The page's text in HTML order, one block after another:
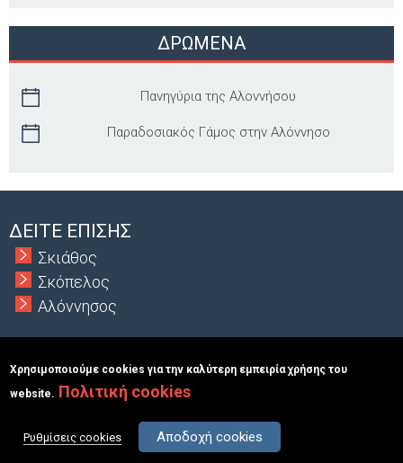
ΔΡΩΜΕΝΑ
Πανηγύρια της Αλοννήσου
Παραδοσιακός Γάμος στην Αλόννησο
ΔΕΙΤΕ ΕΠΙΣΗΣ
Σκιάθος
Σκόπελος
Αλόννησος
Copyright © 2026 MacInformationGroup ltd.
Όροι & Προϋποθέσεις
Σχετικά Επικοινωνία
Χρησιμοποιούμε cookies για την καλύτερη εμπειρία χρήσης του
website. Πολιτική cookies
Ρυθμίσεις cookies Αποδοχή cookies